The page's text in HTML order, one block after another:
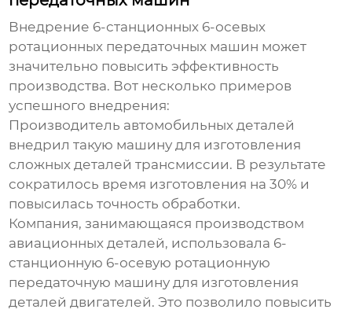
Внедрение 6-станционных 6-осевых
ротационных передаточных машин может
значительно повысить эффективность
производства. Вот несколько примеров
успешного внедрения:
Производитель автомобильных деталей
внедрил такую машину для изготовления
сложных деталей трансмиссии. В результате
сократилось время изготовления на 30% и
повысилась точность обработки.
Компания, занимающаяся производством
авиационных деталей, использовала 6-
станционную 6-осевую ротационную
передаточную машину для изготовления
деталей двигателей. Это позволило повысить